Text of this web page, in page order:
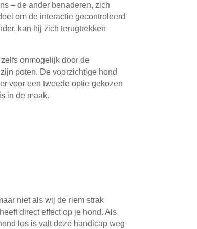
– de ander benaderen, zich
om de interactie gecontroleerd
kan hij zich terugtrekken
onmogelijk door de
poten. De voorzichtige hond
voor een tweede optie gekozen
in de maak.
niet als wij de riem strak
direct effect op je hond. Als
los is valt deze handicap weg